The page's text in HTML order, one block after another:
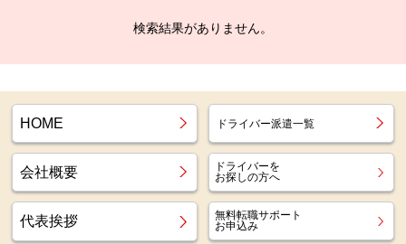
検索結果がありません。
HOME ドライバー派遣一覧
会社概要
ドライバーを
お探しの方へ
代表挨拶
無料転職サポート
お申込み